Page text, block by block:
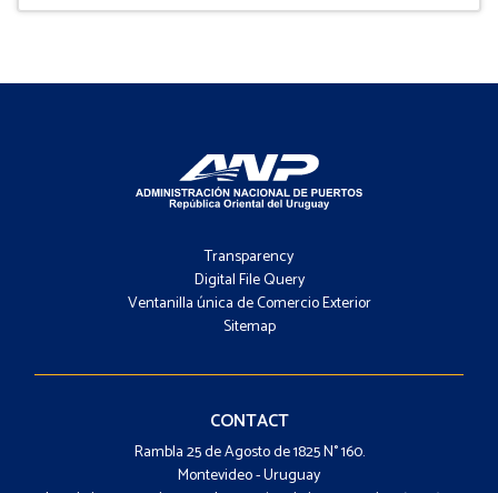
-
Menú
Transparency
Digital File Query
Ventanilla única de Comercio Exterior
Sitemap
-
Contacto
CONTACT
Rambla 25 de Agosto de 1825 N° 160.
Montevideo - Uruguay